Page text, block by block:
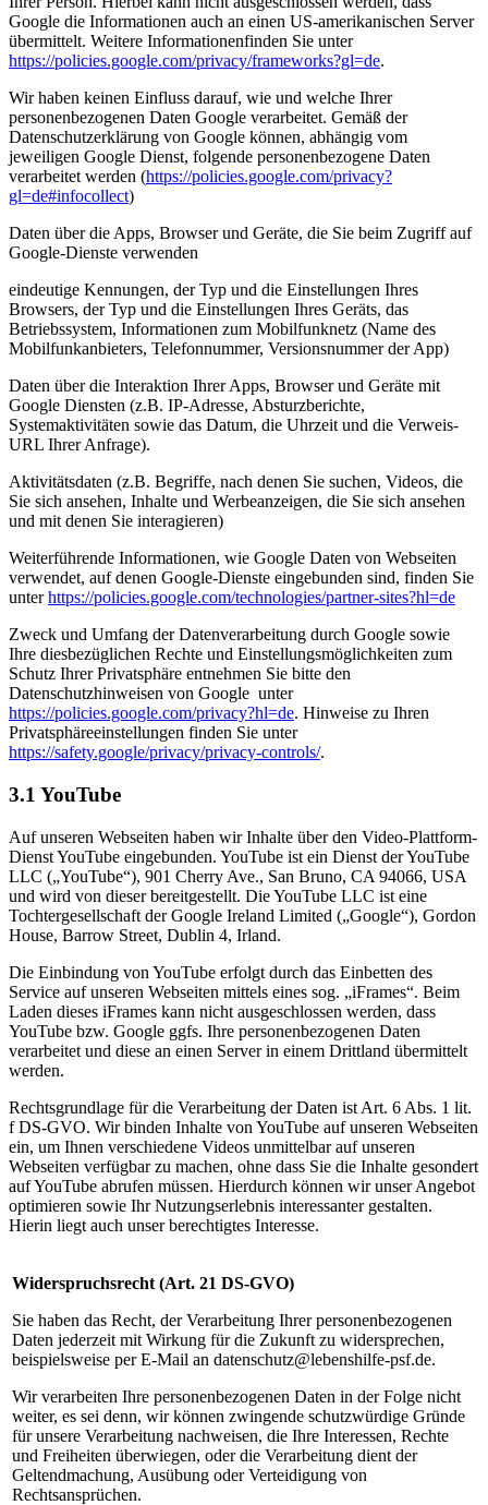
Google die Informationen auch an einen US-amerikanischen Server
übermittelt. Weitere Informationenfinden Sie unter
https://policies.google.com/privacy/frameworks?gl=de.
Wir haben keinen Einfluss darauf, wie und welche Ihrer
personenbezogenen Daten Google verarbeitet. Gemäß der
Datenschutzerklärung von Google können, abhängig vom
jeweiligen Google Dienst, folgende personenbezogene Daten
verarbeitet werden (https://policies.google.com/privacy?
gl=de#infocollect)
Daten über die Apps, Browser und Geräte, die Sie beim Zugriff auf
Google-Dienste verwenden
eindeutige Kennungen, der Typ und die Einstellungen Ihres
Browsers, der Typ und die Einstellungen Ihres Geräts, das
Betriebssystem, Informationen zum Mobilfunknetz (Name des
Mobilfunkanbieters, Telefonnummer, Versionsnummer der App)
Daten über die Interaktion Ihrer Apps, Browser und Geräte mit
Google Diensten (z.B. IP-Adresse, Absturzberichte,
Systemaktivitäten sowie das Datum, die Uhrzeit und die Verweis-
URL Ihrer Anfrage).
Aktivitätsdaten (z.B. Begriffe, nach denen Sie suchen, Videos, die
Sie sich ansehen, Inhalte und Werbeanzeigen, die Sie sich ansehen
und mit denen Sie interagieren)
Weiterführende Informationen, wie Google Daten von Webseiten
verwendet, auf denen Google-Dienste eingebunden sind, finden Sie
unterhttps://policies.google.com/technologies/partner-sites?hl=de
Zweck und Umfang der Datenverarbeitung durch Google sowie
Ihre diesbezüglichen Rechte und Einstellungsmöglichkeiten zum
Schutz Ihrer Privatsphäre entnehmen Sie bitte den
Datenschutzhinweisen von Google unter
https://policies.google.com/privacy?hl=de. Hinweise zu Ihren
Privatsphäreeinstellungen finden Sie unter
https://safety.google/privacy/privacy-controls/.
3.1 YouTube
Auf unseren Webseiten haben wir Inhalte über den Video-Plattform-
Dienst YouTube eingebunden. YouTube ist ein Dienst der YouTube
LLC („YouTube“), 901 Cherry Ave., San Bruno, CA 94066, USA
und wird von dieser bereitgestellt. Die YouTube LLC ist eine
Tochtergesellschaft der Google Ireland Limited („Google“), Gordon
House, Barrow Street, Dublin 4, Irland.
Die Einbindung von YouTube erfolgt durch das Einbetten des
Service auf unseren Webseiten mittels eines sog. „iFrames“. Beim
Laden dieses iFrames kann nicht ausgeschlossen werden, dass
YouTube bzw. Google ggfs. Ihre personenbezogenen Daten
verarbeitet und diese an einen Server in einem Drittland übermittelt
werden.
Rechtsgrundlage für die Verarbeitung der Daten ist Art. 6 Abs. 1 lit.
f DS-GVO. Wir binden Inhalte von YouTube auf unseren Webseiten
ein, um Ihnen verschiedene Videos unmittelbar auf unseren
Webseiten verfügbar zu machen, ohne dass Sie die Inhalte gesondert
auf YouTube abrufen müssen. Hierdurch können wir unser Angebot
optimieren sowie Ihr Nutzungserlebnis interessanter gestalten.
Hierin liegt auch unser berechtigtes Interesse.
Widerspruchsrecht (Art. 21 DS-GVO)
Sie haben das Recht, der Verarbeitung Ihrer personenbezogenen
Daten jederzeit mit Wirkung für die Zukunft zu widersprechen,
beispielsweise per E-Mail an datenschutz@lebenshilfe-psf.de.
Wir verarbeiten Ihre personenbezogenen Daten in der Folge nicht
weiter, es sei denn, wir können zwingende schutzwürdige Gründe
für unsere Verarbeitung nachweisen, die Ihre Interessen, Rechte
und Freiheiten überwiegen, oder die Verarbeitung dient der
Geltendmachung, Ausübung oder Verteidigung von
Rechtsansprüchen.